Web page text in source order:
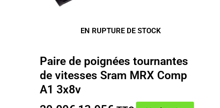
EN RUPTURE DE STOCK
Paire de poignées tournantes
de vitesses Sram MRX Comp
A1 3x8v